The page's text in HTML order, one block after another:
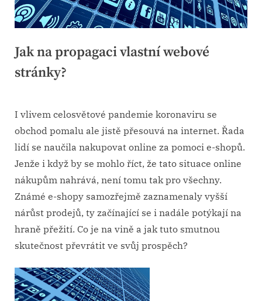
Jak na propagaci vlastní webové
stránky?
on
I vlivem celosvětové pandemie koronaviru se
obchod pomalu ale jistě přesouvá na internet. Řada
lidí se naučila nakupovat online za pomoci e-shopů.
Jenže i když by se mohlo říct, že tato situace online
nákupům nahrává, není tomu tak pro všechny.
Známé e-shopy samozřejmě zaznamenaly vyšší
nárůst prodejů, ty začínající se i nadále potýkají na
hraně přežití. Co je na vině a jak tuto smutnou
skutečnost převrátit ve svůj prospěch?